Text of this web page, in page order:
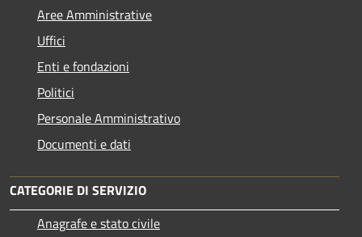
Aree Amministrative
Uffici
Enti e fondazioni
Politici
Personale Amministrativo
Documenti e dati
CATEGORIE DI SERVIZIO
Anagrafe e stato civile